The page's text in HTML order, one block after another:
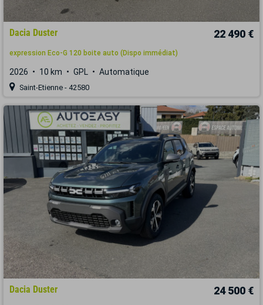
Dacia Duster 22 490 €
expression Eco-G 120 boite auto (Dispo immédiat)
2026 10 km GPL Automatique
Saint-Etienne - 42580
Dacia Duster 24 500 €